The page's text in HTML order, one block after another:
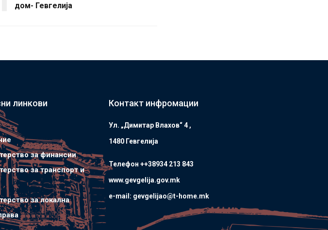
дом- Гевгелија
линкови
за финансии
за транспорт и
за локална
Контакт инфромации
Ул. „Димитар Влахов“ 4 ,
1480 Гевгелијa
Телефон ++38934 213 843
www.gevgelija.gov.mk
e-mail: gevgelijao@t-home.mk